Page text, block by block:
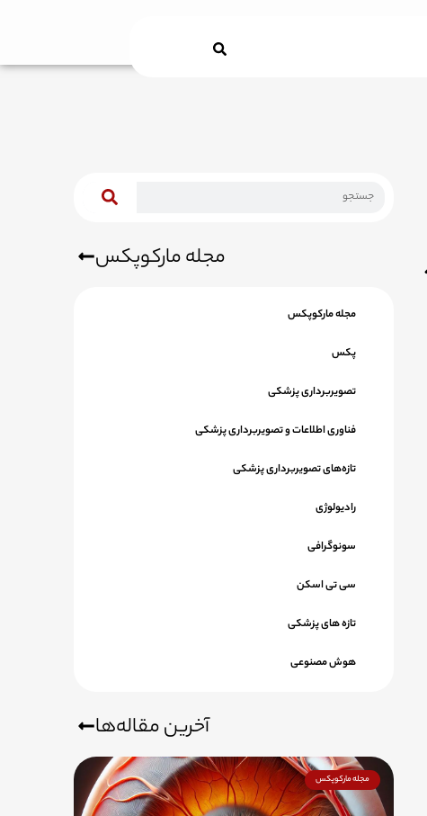
مجله مارکوپکس
مجله مارکوپکس
پکس
تصویربرداری پزشکی
فناوری اطلاعات و تصویربرداری پزشکی
تازه‌های تصویربرداری پزشکی
رادیولوژی
سونوگرافی
سی تی اسکن
تازه های پزشکی
هوش مصنوعی
آخرین مقاله‌ها
مجله مارکوپکس